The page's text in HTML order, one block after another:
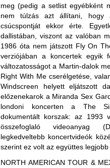
meg (pedig a setlist egyébként
nem túlzás azt állítani, hogy
csúcspontját ekkor érte.
dallistában, viszont az valóban
1986 óta nem játszott Fly On
verziójában a koncertek egyik
változatosságot a Martin-dalok
Right With Me cserélgetése,
Windscreen helyett eljátszott
előzenekarok a Miranda Sex
londoni koncerten a The
dokumentált korszak: az 1993
összefoglaló videoanyag
legkedveltebb koncertvideók
szerint ez volt az együttes
NORTH AMERICAN TOUR &